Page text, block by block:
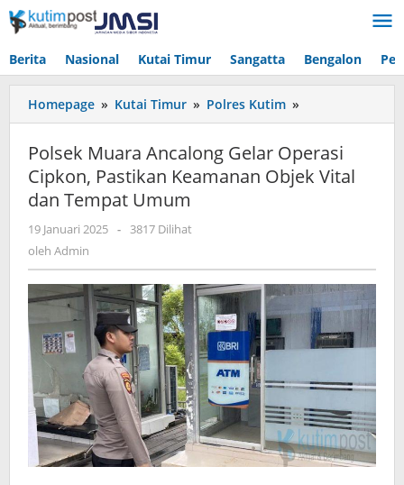
Lewati
ke
Berita Nasional Kutai Timur Sangatta Bengalon
Homepage » Kutai Timur » Polres Kutim »
Muara
Gelar
Operasi
Vital
dan
Tempat
Umum
Polsek Muara Ancalong Gelar Operasi
Cipkon, Pastikan Keamanan Objek Vital
dan Tempat Umum
19 Januari 2025 oleh
- 3817 Dilihat
oleh Admin